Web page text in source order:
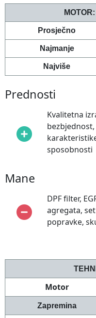
Prosječno
Najmanje
Najviše
Prednosti
Kvalitetna
sposobnosti
Mane
DPF filter,
agregata,
popravke,
Motor
Zapremina